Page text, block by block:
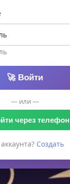
🚀 Войти
— или —
через телефон
Создать